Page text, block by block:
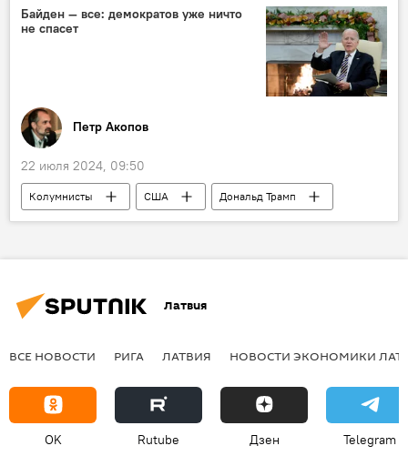
Государственная служба качества образования
Рижская дума
Байден — все: демократов уже ничто
не спасет
Петр Акопов
22 июля 2024, 09:50
Колумнисты США
Дональд Трамп
Джо Байден
Латвия
ВСЕ НОВОСТИ РИГА ЛАТВИЯ НОВОСТИ ЭКОНОМИКИ
OK Rutube Дзен Telegram